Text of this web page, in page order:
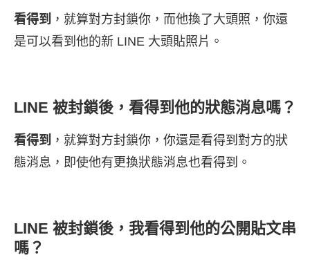
看得到 ，就算對方封鎖你，而他換了大頭照，你還
是可以看到他的新 LINE 大頭貼照片。
LINE 被封鎖後，看得到他的狀態消息嗎？
看得到 ，就算對方封鎖你，你還是看得到對方的狀
態消息，即使他有更換狀態消息也看得到。
LINE 被封鎖後，我看得到他的公開貼文串
嗎？